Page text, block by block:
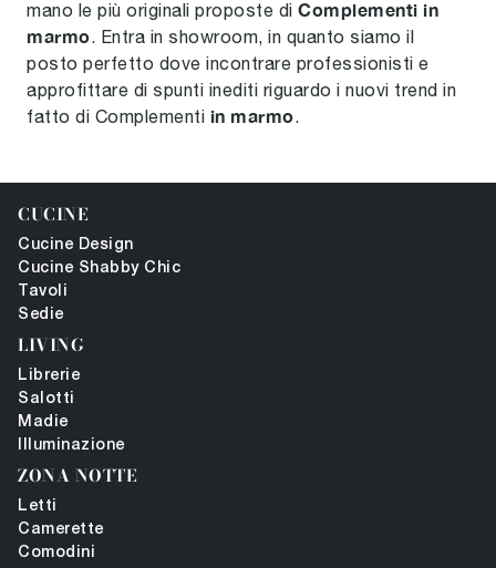
mano le più originali proposte di Complementi in
marmo. Entra in showroom, in quanto siamo il
posto perfetto dove incontrare professionisti e
approfittare di spunti inediti riguardo i nuovi trend in
fatto di Complementi in marmo.
CUCINE
Cucine Design
Cucine Shabby Chic
Tavoli
Sedie
LIVING
Librerie
Salotti
Madie
Illuminazione
ZONA NOTTE
Letti
Camerette
Comodini